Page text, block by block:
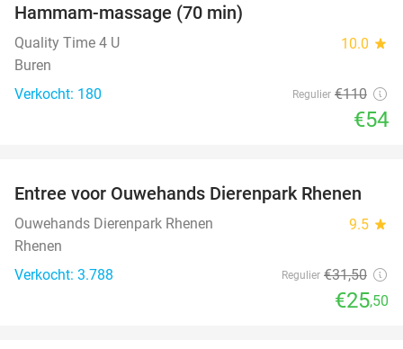
OUT
Hammam-massage (70 min)
Quality Time 4 U 10.0 star
Buren
Verkocht: 180
Regulier €110
€54
19%
Entree voor Ouwehands Dierenpark Rhenen
Ouwehands Dierenpark Rhenen 9.5 star
Rhenen
Verkocht: 3.788
Regulier €31,50
€25,50